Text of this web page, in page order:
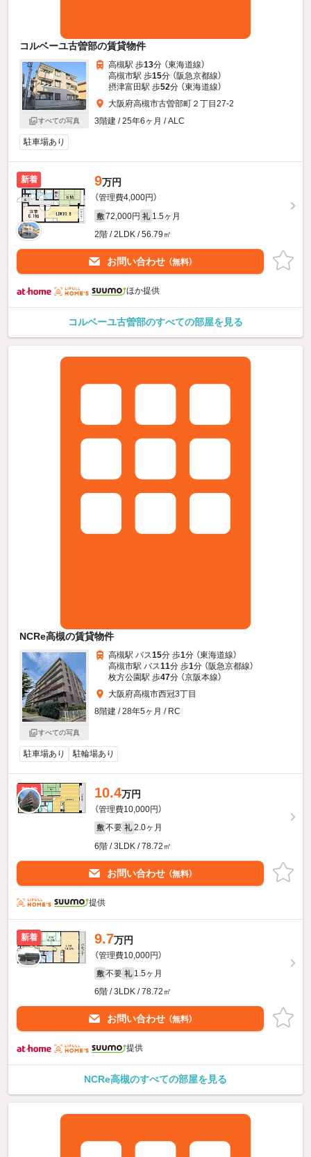
コルベーユ古曽部の賃貸物件
すべての写真
高槻駅 歩13分 （東海道線）
高槻市駅 歩15分 （阪急京都線）
摂津富田駅 歩52分 （東海道線）
大阪府高槻市古曽部町２丁目27-2
3階建 / 25年6ヶ月 / ALC
駐車場あり
新着 9万円
（管理費4,000円）
敷 72,000円 礼 1.5ヶ月
2階 / 2LDK / 56.79㎡
お問い合わせ （無料）
ほか提供
コルベーユ古曽部のすべての部屋を見る
NCRe高槻の賃貸物件
すべての写真
高槻駅 バス15分 歩1分 （東海道線）
高槻市駅 バス11分 歩1分 （阪急京都線）
枚方公園駅 歩47分 （京阪本線）
大阪府高槻市西冠3丁目
8階建 / 28年5ヶ月 / RC
駐車場あり 駐輪場あり
新着 10.4万円
（管理費10,000円）
敷 不要 礼 2.0ヶ月
6階 / 3LDK / 78.72㎡
お問い合わせ （無料）
提供
新着 9.7万円
（管理費10,000円）
敷 不要 礼 1.5ヶ月
6階 / 3LDK / 78.72㎡
お問い合わせ （無料）
提供
NCRe高槻のすべての部屋を見る